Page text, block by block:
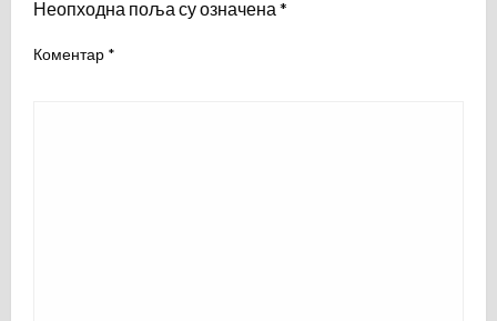
Неопходна поља су означена *
Коментар *